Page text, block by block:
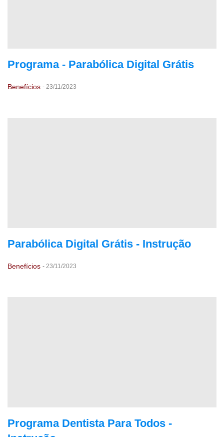
Programa - Parabólica Digital Grátis
Benefícios - 23/11/2023
Parabólica Digital Grátis - Instrução
Benefícios - 23/11/2023
Programa Dentista Para Todos -